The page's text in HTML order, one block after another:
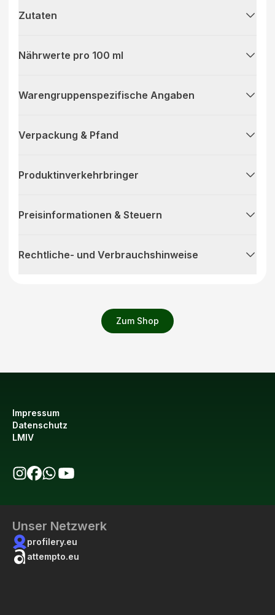
Zum Shop
Zutaten
Nährwerte pro 100 ml
Warengruppenspezifische Angaben
Verpackung & Pfand
Produktinverkehrbringer
Preisinformationen & Steuern
Rechtliche- und Verbrauchshinweise
Impressum
Datenschutz
LMIV
Unser Netzwerk
profilery.eu
attempto.eu